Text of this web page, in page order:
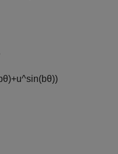
θ)+u^sin(bθ))